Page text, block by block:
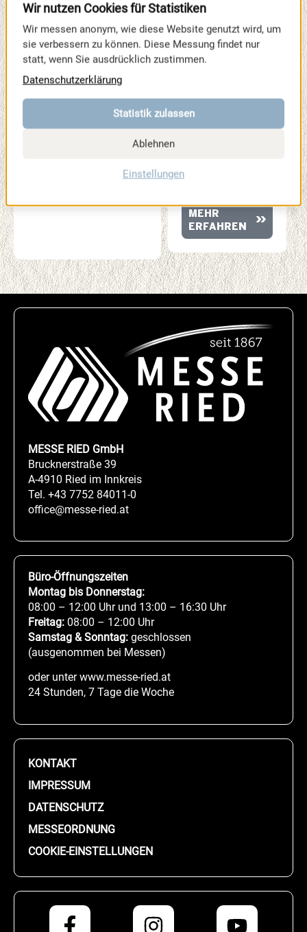
STATEMENTS
SPORTMESSE
Vier Stimmen, vier
ihren Statements
erzählen unsere
Partner und
so besonders
MEHR
ERFAHREN
MESSE RIED GmbH
Brucknerstraße 39
A-4910 Ried im Innkreis
Tel. +43 7752 84011-0
office@messe-ried.at
Büro-Öffnungszeiten
Montag bis Donnerstag:
08:00 – 12:00 Uhr und 13:00 – 16:30 Uhr
Freitag: 08:00 – 12:00 Uhr
Samstag & Sonntag: geschlossen
(ausgenommen bei Messen)
oder unter www.messe-ried.at
24 Stunden, 7 Tage die Woche
KONTAKT
IMPRESSUM
DATENSCHUTZ
MESSEORDNUNG
COOKIE-EINSTELLUNGEN
Wir nutzen Cookies für Statistiken
Wir messen anonym, wie diese Website genutzt wird, um
sie verbessern zu können. Diese Messung findet nur
statt, wenn Sie ausdrücklich zustimmen.
Datenschutzerklärung
Statistik zulassen
Ablehnen
Einstellungen